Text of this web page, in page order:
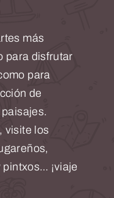
más
para disfrutar
para
de
visite los
¡viaje